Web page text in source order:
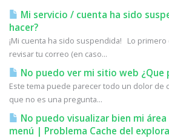
Mi servicio / cuenta ha sido
hacer?
¡Mi cuenta ha sido suspendida! Lo
revisar tu correo (en caso...
No puedo ver mi sitio web ¿Que
Este tema puede parecer todo un dolor de
que no es una pregunta...
No puedo visualizar bien mi
menú | Problema Cache del